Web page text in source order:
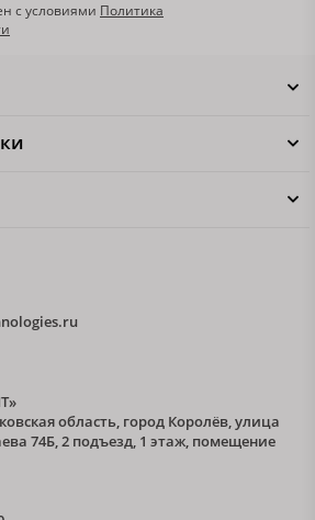
с условиями Политика
область, город Королёв, улица
74Б, 2 подъезд, 1 этаж, помещение